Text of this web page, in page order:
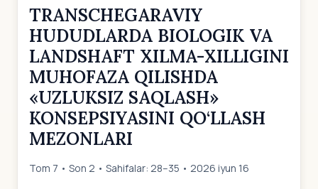
TRANSCHEGARAVIY
HUDUDLARDA BIOLOGIK VA
LANDSHAFT XILMA-XILLIGINI
MUHOFAZA QILISHDA
«UZLUKSIZ SAQLASH»
KONSEPSIYASINI QO‘LLASH
MEZONLARI
Tom 7 • Son 2 • Sahifalar: 28–35 • 2026 iyun 16